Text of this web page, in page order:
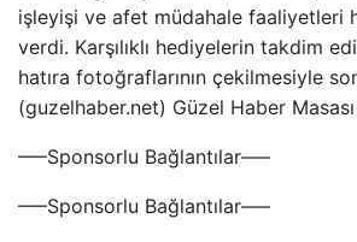
işleyişi ve afet müdahale faaliyetleri
verdi. Karşılıklı hediyelerin takdim
hatıra fotoğraflarının çekilmesiyle
(guzelhaber.net) Güzel Haber Masası
—–Sponsorlu Bağlantılar—–
—–Sponsorlu Bağlantılar—–